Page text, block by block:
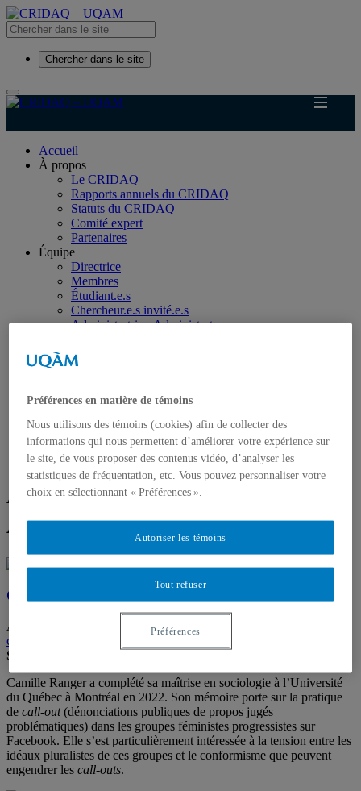
Chercher dans le site
Accueil
À propos
Le CRIDAQ
Rapports annuels du CRIDAQ
Statuts du CRIDAQ
Comité expert
Partenaires
Équipe
Directrice
Membres
Étudiant.e.s
Chercheur.e.s invité.e.s
Administratrice-Administrateur
Recherche
Axe 1 – Nations et Diversité
Axe 3 – Démocratie et pluralisme
Activités
Publications
Nous joindre
Administratrice-
Administrateur
Camille Ranger, coordonnatrice générale
Administratrice-Administrateur
cridaq@uqam.ca
Spécialités:
Camille Ranger a complété sa maîtrise en sociologie à l’Université
du Québec à Montréal en 2022. Son mémoire porte sur la pratique
de call-out(dénonciations publiques de propos jugés
problématiques) dans les groupes féministes progressistes sur
Facebook. Elle s’est particulièrement intéressée à la tension entre les
idéaux pluralistes de ces groupes et le conformisme que peuvent
engendrer les call-outs.
Préférences en matière de témoins
Nous utilisons des témoins (cookies) afin de collecter des
informations qui nous permettent d’améliorer votre expérience sur
le site, de vous proposer des contenus vidéo, d’analyser les
statistiques de fréquentation, etc. Vous pouvez personnaliser votre
choix en sélectionnant « Préférences ».
Tout refuser
Autoriser les témoins
Préférences